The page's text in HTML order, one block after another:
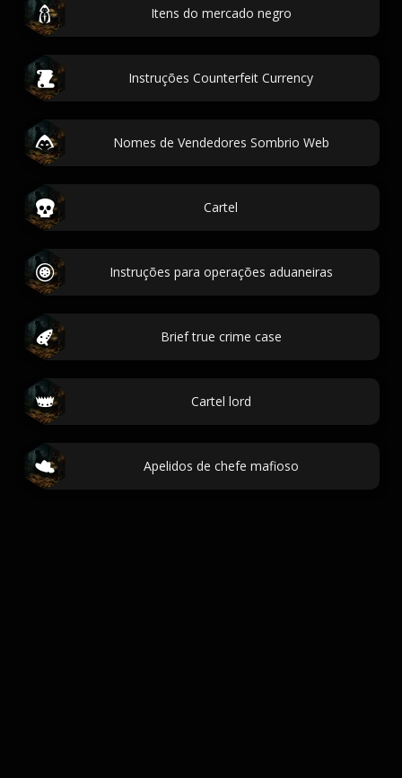
Itens do mercado negro
Instruções Counterfeit Currency
Nomes de Vendedores Sombrio Web
Cartel
Instruções para operações aduaneiras
Brief true crime case
Cartel lord
Apelidos de chefe mafioso